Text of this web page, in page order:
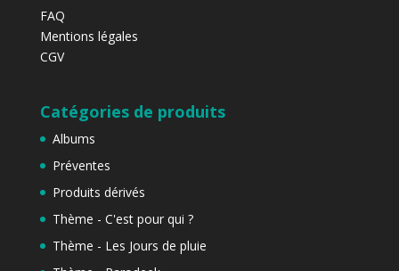
FAQ
Mentions légales
CGV
Catégories de produits
Albums
Préventes
Produits dérivés
Thème - C'est pour qui ?
Thème - Les Jours de pluie